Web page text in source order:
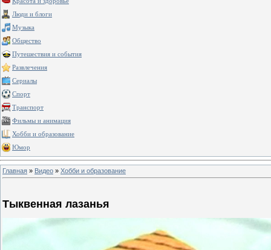
Люди и блоги
Музыка
Общество
Путешествия и события
Развлечения
Сериалы
Спорт
Транспорт
Фильмы и анимация
Хобби и образование
Юмор
Главная » Видео » Хобби и образование
Тыквенная лазанья